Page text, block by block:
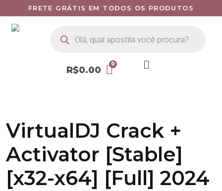
FRETE GRÁTIS EM TODOS OS PRODUTOS
R$0.00
VirtualDJ Crack +
Activator [Stable]
[x32-x64] [Full] 2024